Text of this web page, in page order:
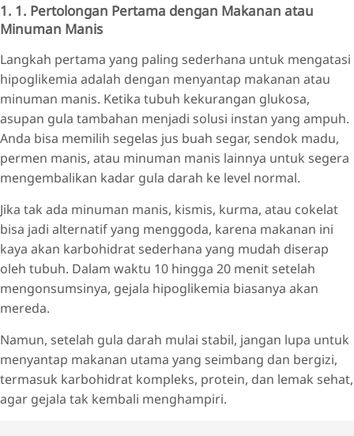
1. 1. Pertolongan Pertama dengan Makanan atau
Minuman Manis
Langkah pertama yang paling sederhana untuk mengatasi
hipoglikemia adalah dengan menyantap makanan atau
minuman manis. Ketika tubuh kekurangan glukosa,
asupan gula tambahan menjadi solusi instan yang ampuh.
Anda bisa memilih segelas jus buah segar, sendok madu,
permen manis, atau minuman manis lainnya untuk segera
mengembalikan kadar gula darah ke level normal.
Jika tak ada minuman manis, kismis, kurma, atau cokelat
bisa jadi alternatif yang menggoda, karena makanan ini
kaya akan karbohidrat sederhana yang mudah diserap
oleh tubuh. Dalam waktu 10 hingga 20 menit setelah
mengonsumsinya, gejala hipoglikemia biasanya akan
mereda.
Namun, setelah gula darah mulai stabil, jangan lupa untuk
menyantap makanan utama yang seimbang dan bergizi,
termasuk karbohidrat kompleks, protein, dan lemak sehat,
agar gejala tak kembali menghampiri.